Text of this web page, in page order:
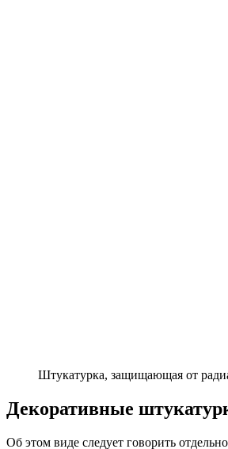
Штукатурка, защищающая от
Декоративные
Об этом виде следует говорить